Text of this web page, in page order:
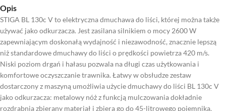
Opis
STIGA BL 130c V to elektryczna dmuchawa do liści, której można także
używać jako odkurzacza. Jest zasilana silnikiem o mocy 2600 W
zapewniającym doskonałą wydajność i niezawodność, znacznie lepszą
niż standardowe dmuchawy do liści o prędkości powietrza 420 m/s.
Niski poziom drgań i hałasu pozwala na długi czas użytkowania i
komfortowe oczyszczanie trawnika. Łatwy w obsłudze zestaw
dostarczony z maszyną umożliwia użycie dmuchawy do liści BL 130c V
jako odkurzacza: metalowy nóż z funkcją mulczowania dokładnie
rozdrabnia zbierany materiał i zbiera go do 45-litrowego pojemnika.